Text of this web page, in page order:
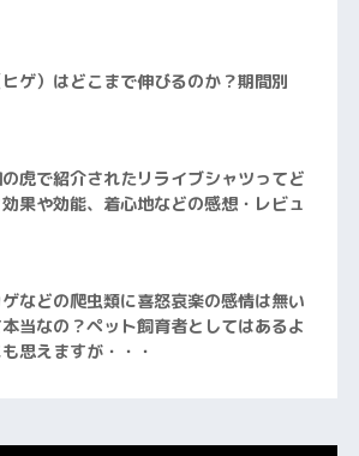
ゲ）はどこまで伸びるのか？期間別
虎で紹介されたリライブシャツってど
果や効能、着心地などの感想・レビュ
ゲなどの爬虫類に喜怒哀楽の感情は無い
当なの？ペット飼育者としてはあるよ
思えますが・・・